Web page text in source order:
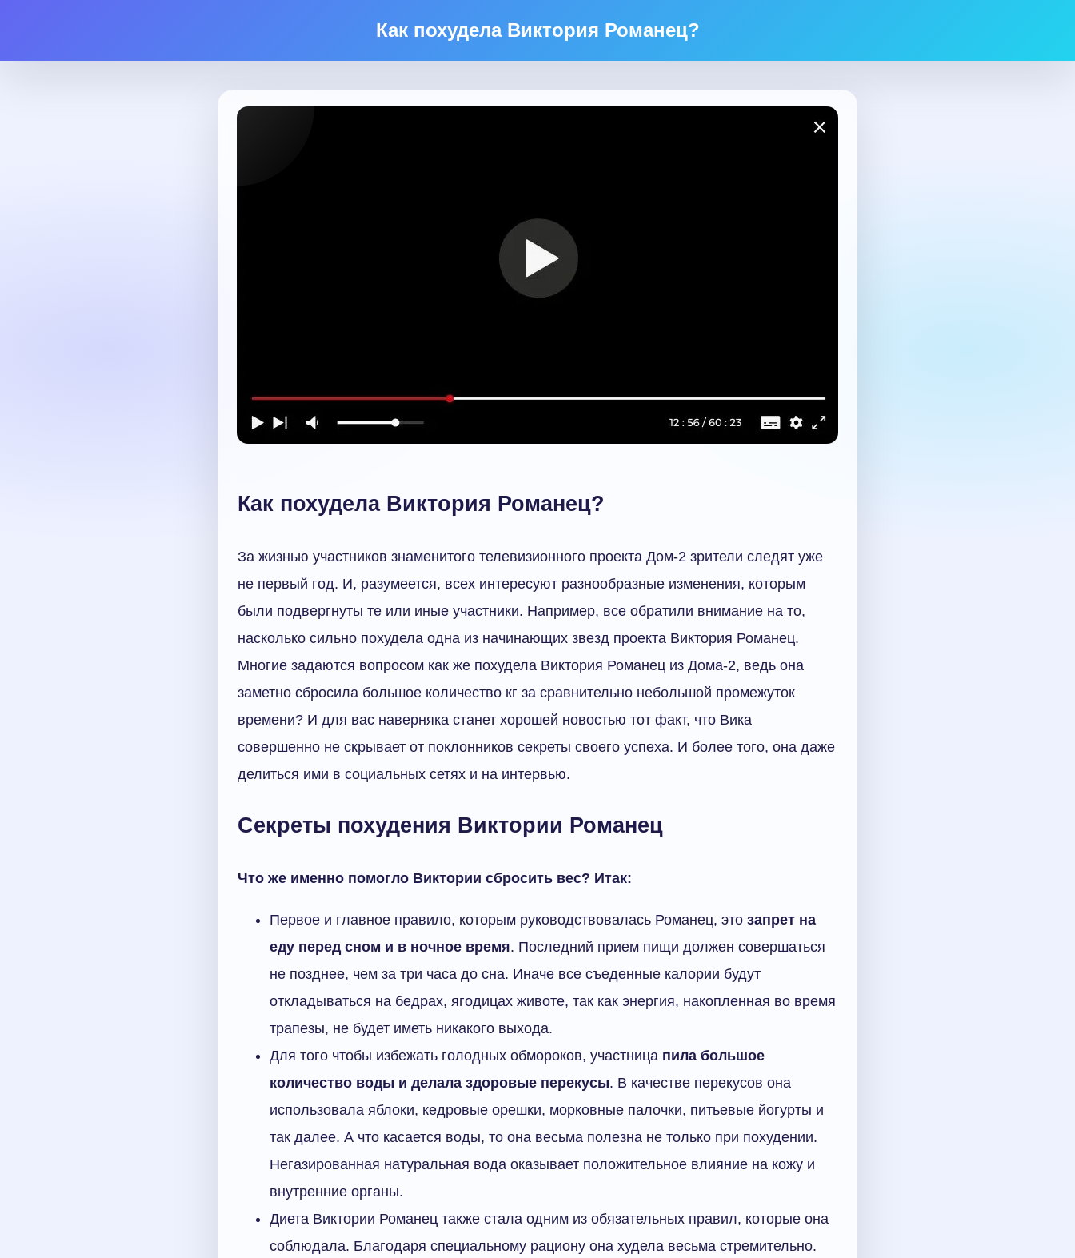
Как похудела Виктория Романец?
Как похудела Виктория Романец?
За жизнью участников знаменитого телевизионного проекта Дом-2 зрители следят уже
не первый год. И, разумеется, всех интересуют разнообразные изменения, которым
были подвергнуты те или иные участники. Например, все обратили внимание на то,
насколько сильно похудела одна из начинающих звезд проекта Виктория Романец.
Многие задаются вопросом как же похудела Виктория Романец из Дома-2, ведь она
заметно сбросила большое количество кг за сравнительно небольшой промежуток
времени? И для вас наверняка станет хорошей новостью тот факт, что Вика
совершенно не скрывает от поклонников секреты своего успеха. И более того, она даже
делиться ими в социальных сетях и на интервью.
Секреты похудения Виктории Романец
Что же именно помогло Виктории сбросить вес? Итак:
Первое и главное правило, которым руководствовалась Романец, это запрет на
еду перед сном и в ночное время. Последний прием пищи должен совершаться
не позднее, чем за три часа до сна. Иначе все съеденные калории будут
откладываться на бедрах, ягодицах животе, так как энергия, накопленная во время
трапезы, не будет иметь никакого выхода.
Для того чтобы избежать голодных обмороков, участница пила большое
количество воды и делала здоровые перекусы. В качестве перекусов она
использовала яблоки, кедровые орешки, морковные палочки, питьевые йогурты и
так далее. А что касается воды, то она весьма полезна не только при похудении.
Негазированная натуральная вода оказывает положительное влияние на кожу и
внутренние органы.
Диета Виктории Романец также стала одним из обязательных правил, которые она
соблюдала. Благодаря специальному рациону она худела весьма стремительно.